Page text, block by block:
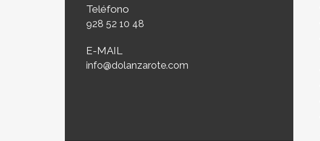
Teléfono
928 52 10 48
E-MAIL
info@dolanzarote.com